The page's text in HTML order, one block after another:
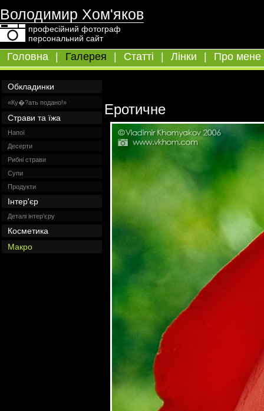
Володимир Хом'яков
професійний фотограф
персональний сайт
Головна Галерея Статті Лінки Про мене
Обкладинки
«Ку�?ать подано!»
Страви та їжа
Напої
Десерти
Рибні страви
Супи
Продукти
Інтер'єр
Деталі інтер'єру
Косметика
Макро
Еротичне